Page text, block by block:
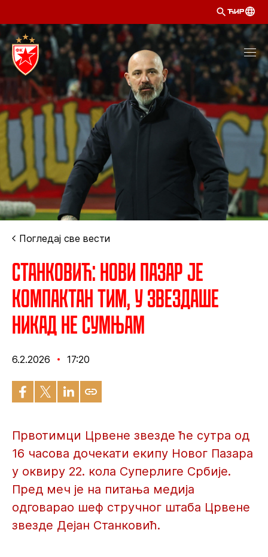
ЋИР
Погледај све вести
Станковић: Нови Пазар је
компактан тим, у звездаше
никад не сумњам
6.2.2026 17:20
Првотимци Црвене звезде ће сутра од
16 часова дочекати екипу Новог Пазара
у оквиру 22. кола Суперлиге Србије.
Пред меч је на питања медија
одговарао шеф стручног штаба Црвене
звезде Дејан Станковић.